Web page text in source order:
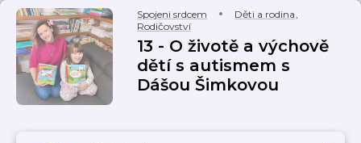
Spojeni srdcem Děti a rodina,
Rodičovství
13 - O životě a výchově
dětí s autismem s
Dášou Šimkovou